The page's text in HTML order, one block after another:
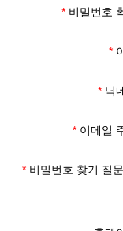
한글학교 회원이 아
파리한글학교 홈페
* 비밀번호
*
* 닉
* 이메일
* 비밀번호 찾기 질